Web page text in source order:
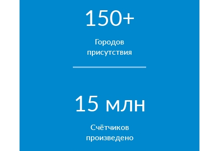
150+
Городов
присутствия
15 млн
Счётчиков
произведено